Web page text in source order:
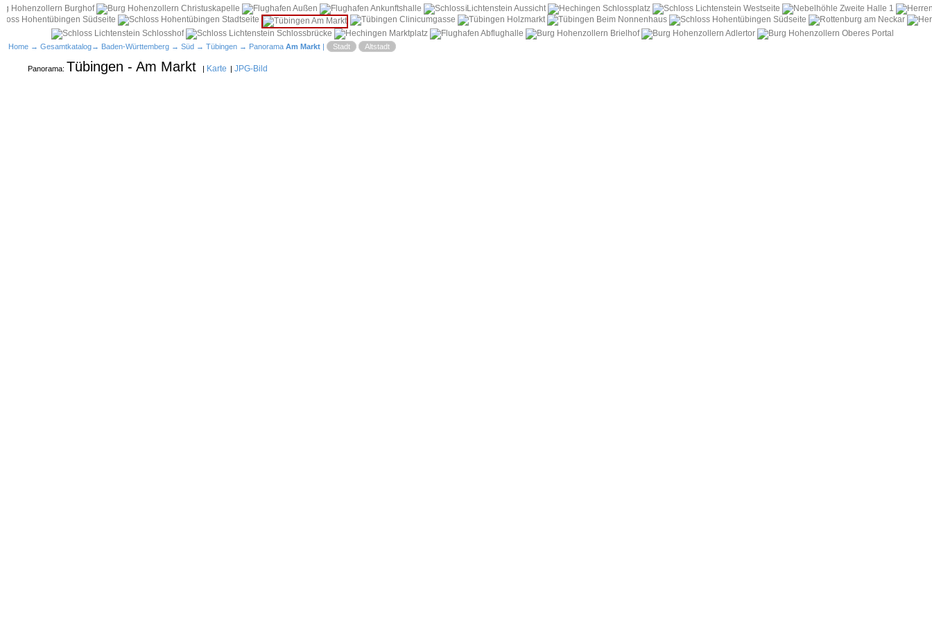
Home → Gesamtkatalog→ Baden-Württemberg → Süd → Tübingen → Panorama Am Markt | Stadt Altstadt
Panorama: Tübingen - Am Markt | Karte | JPG-Bild
i